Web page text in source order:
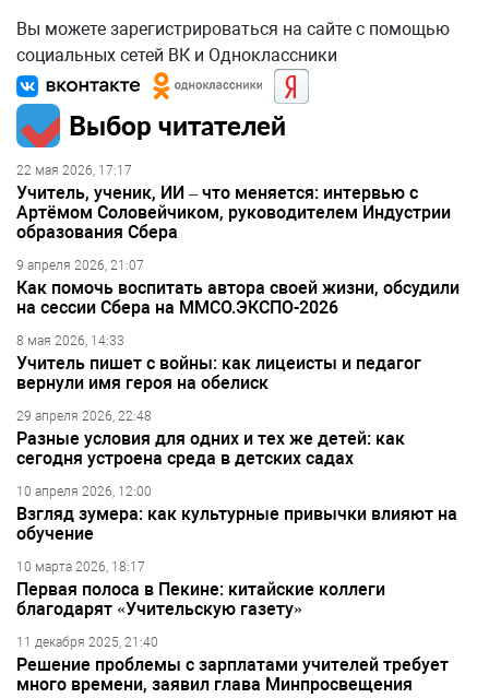
Вы можете зарегистрироваться на сайте с помощью
социальных сетей ВК и Одноклассники
Выбор читателей
22 мая 2026, 17:17
Учитель, ученик, ИИ – что меняется: интервью с
Артёмом Соловейчиком, руководителем Индустрии
образования Сбера
9 апреля 2026, 21:07
Как помочь воспитать автора своей жизни, обсудили
на сессии Сбера на ММСО.ЭКСПО-2026
8 мая 2026, 14:33
Учитель пишет с войны: как лицеисты и педагог
вернули имя героя на обелиск
29 апреля 2026, 22:48
Разные условия для одних и тех же детей: как
сегодня устроена среда в детских садах
10 апреля 2026, 12:00
Взгляд зумера: как культурные привычки влияют на
обучение
10 марта 2026, 18:17
Первая полоса в Пекине: китайские коллеги
благодарят «Учительскую газету»
11 декабря 2025, 21:40
Решение проблемы с зарплатами учителей требует
много времени, заявил глава Минпросвещения